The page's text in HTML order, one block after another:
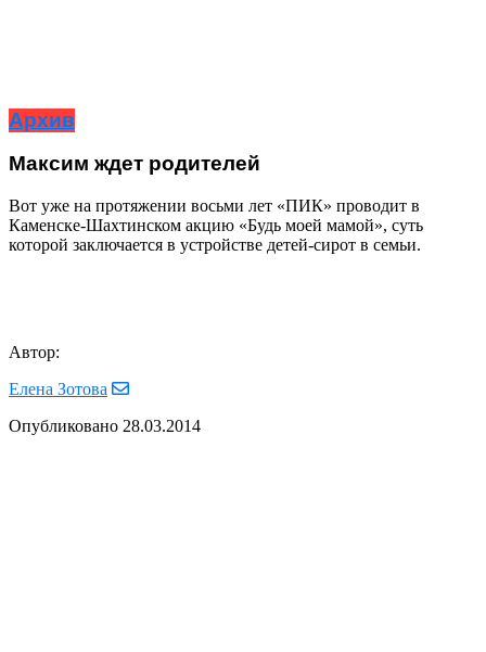
Архив
Максим ждет родителей
Вот уже на протяжении восьми лет «ПИК» проводит в
Каменске-Шахтинском акцию «Будь моей мамой», суть
которой заключается в устройстве детей-сирот в семьи.
Автор:
Елена Зотова
Опубликовано 28.03.2014